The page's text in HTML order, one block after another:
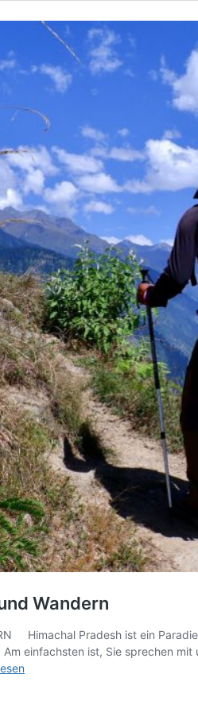
Wandern
Himachal Pradesh ist ein
einfachsten ist, Sie sprechen